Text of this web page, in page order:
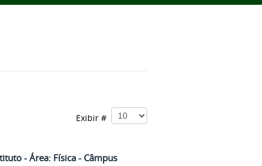
Exibir #
- Área: Física - Câmpus